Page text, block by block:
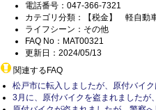
電話番号：047-366-7321
カテゴリ分類：【税金】 軽自動
ライフシーン：その他
FAQ No：MAT00321
更新日：2024/05/13
関連するFAQ
松戸市に転入しましたが、原付バイ
3月に、原付バイクを盗まれましたが